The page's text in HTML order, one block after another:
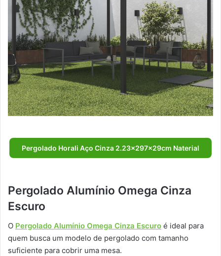
Pergolado Horali Aço Cinza 2.23x297x29cm Naterial
Pergolado Alumínio Omega Cinza
Escuro
O Pergolado Alumínio Omega Cinza Escuro é ideal para
quem busca um modelo de pergolado com tamanho
suficiente para cobrir uma mesa.